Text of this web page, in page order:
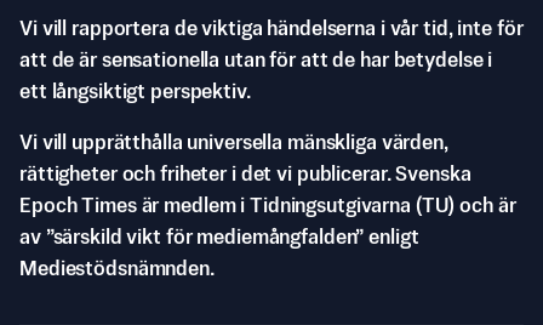
Vi vill rapportera de viktiga händelserna i vår tid, inte för
att de är sensationella utan för att de har betydelse i
ett långsiktigt perspektiv.
Vi vill upprätthålla universella mänskliga värden,
rättigheter och friheter i det vi publicerar. Svenska
Epoch Times är medlem i Tidningsutgivarna (TU) och är
av ”särskild vikt för mediemångfalden” enligt
Mediestödsnämnden.